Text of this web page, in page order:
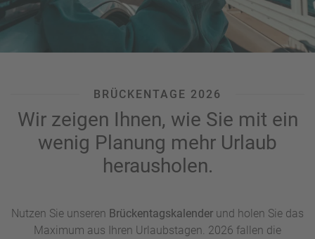
BRÜCKENTAGE 2026
Wir zeigen Ihnen, wie Sie mit ein
wenig Planung mehr Urlaub
herausholen.
Nutzen Sie unseren Brückentagskalender und holen Sie das
Maximum aus Ihren Urlaubstagen. 2026 fallen die